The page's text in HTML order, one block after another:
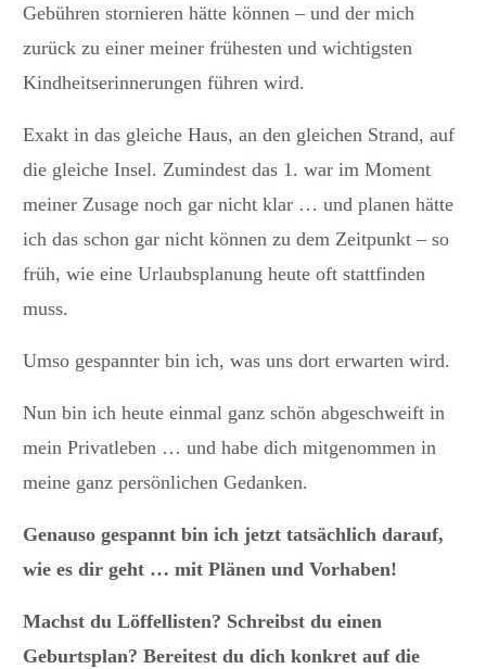
Gebühren stornieren hätte können – und der mich
zurück zu einer meiner frühesten und wichtigsten
Kindheitserinnerungen führen wird.
Exakt in das gleiche Haus, an den gleichen Strand, auf
die gleiche Insel. Zumindest das 1. war im Moment
meiner Zusage noch gar nicht klar … und planen hätte
ich das schon gar nicht können zu dem Zeitpunkt – so
früh, wie eine Urlaubsplanung heute oft stattfinden
muss.
Umso gespannter bin ich, was uns dort erwarten wird.
Nun bin ich heute einmal ganz schön abgeschweift in
mein Privatleben … und habe dich mitgenommen in
meine ganz persönlichen Gedanken.
Genauso gespannt bin ich jetzt tatsächlich darauf,
wie es dir geht … mit Plänen und Vorhaben!
Machst du Löffellisten? Schreibst du einen
Geburtsplan? Bereitest du dich konkret auf die